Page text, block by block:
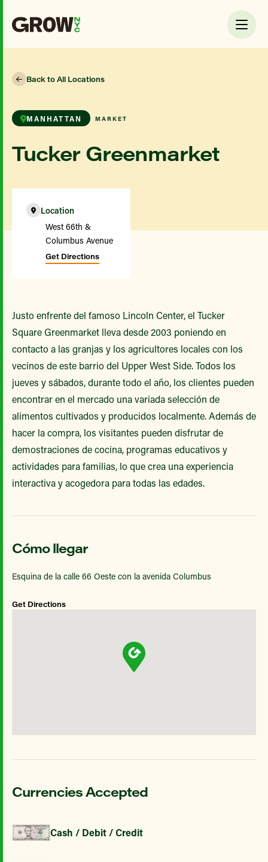
Back to All Locations
MANHATTAN MARKET
Tucker Greenmarket
Location
West 66th &
Columbus Avenue
Get Directions
Justo enfrente del famoso Lincoln Center, el Tucker
Square Greenmarket lleva desde 2003 poniendo en
contacto a las granjas y los agricultores locales con los
vecinos de este barrio del Upper West Side. Todos los
jueves y sábados, durante todo el año, los clientes pueden
encontrar en el mercado una variada selección de
alimentos cultivados y producidos localmente. Además de
hacer la compra, los visitantes pueden disfrutar de
demostraciones de cocina, programas educativos y
actividades para familias, lo que crea una experiencia
interactiva y acogedora para todas las edades.
Cómo llegar
Esquina de la calle 66 Oeste con la avenida Columbus
Get Directions
Currencies Accepted
Cash / Debit / Credit